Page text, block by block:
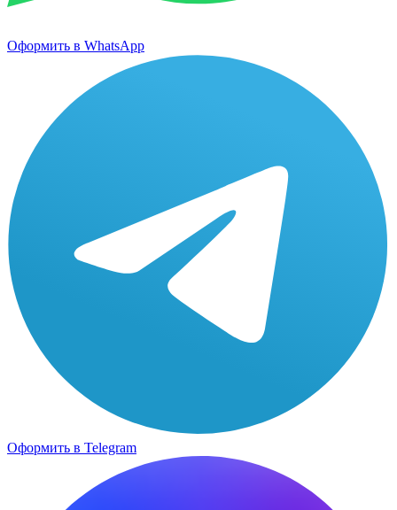
Оформить в WhatsApp
Оформить в Telegram